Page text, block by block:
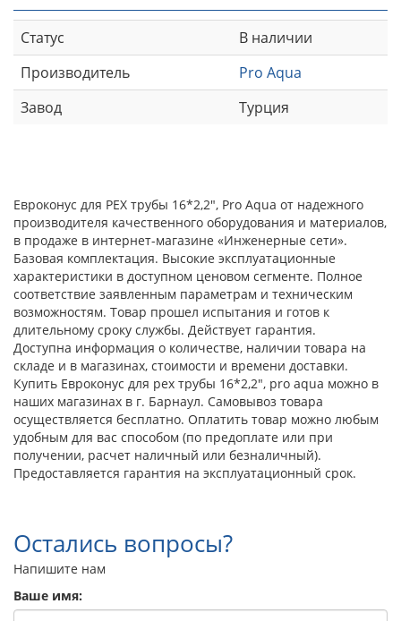
Статус
В наличии
Производитель
Pro Aqua
Завод
Турция
Евроконус для PEX трубы 16*2,2", Pro Aqua от надежного
производителя качественного оборудования и материалов,
в продаже в интернет-магазине «Инженерные сети».
Базовая комплектация. Высокие эксплуатационные
характеристики в доступном ценовом сегменте. Полное
соответствие заявленным параметрам и техническим
возможностям. Товар прошел испытания и готов к
длительному сроку службы. Действует гарантия.
Доступна информация о количестве, наличии товара на
складе и в магазинах, стоимости и времени доставки.
Купить Евроконус для pex трубы 16*2,2", pro aqua можно в
наших магазинах в г. Барнаул. Самовывоз товара
осуществляется бесплатно. Оплатить товар можно любым
удобным для вас способом (по предоплате или при
получении, расчет наличный или безналичный).
Предоставляется гарантия на эксплуатационный срок.
Остались вопросы?
Напишите нам
Ваше имя: